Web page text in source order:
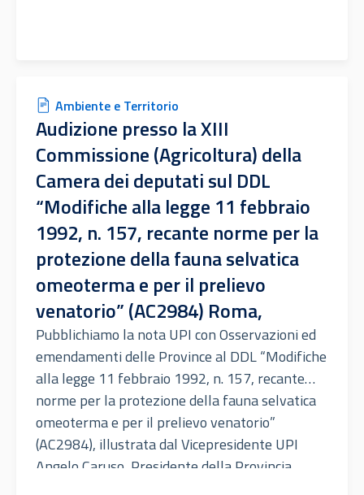
Ambiente e Territorio
Audizione presso la XIII
Commissione (Agricoltura) della
Camera dei deputati sul DDL
“Modifiche alla legge 11 febbraio
1992, n. 157, recante norme per la
protezione della fauna selvatica
omeoterma e per il prelievo
venatorio” (AC2984) Roma,
Pubblichiamo la nota UPI con Osservazioni ed
emendamenti delle Province al DDL “Modifiche
alla legge 11 febbraio 1992, n. 157, recante
norme per la protezione della fauna selvatica
omeoterma e per il prelievo venatorio”
(AC2984), illustrata dal Vicepresidente UPI
Angelo Caruso, Presidente della Provincia